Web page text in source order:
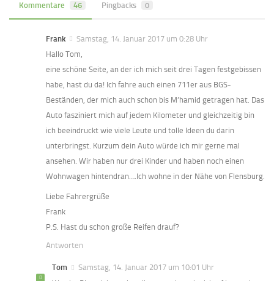
Kommentare 46 Pingbacks 0
Frank
Samstag, 14. Januar 2017 um 0:28 Uhr
Hallo Tom,
eine schöne Seite, an der ich mich seit drei Tagen festgebissen
habe, hast du da! Ich fahre auch einen 711er aus BGS-
Beständen, der mich auch schon bis M’hamid getragen hat. Das
Auto fasziniert mich auf jedem Kilometer und gleichzeitig bin
ich beeindruckt wie viele Leute und tolle Ideen du darin
unterbringst. Kurzum dein Auto würde ich mir gerne mal
ansehen. Wir haben nur drei Kinder und haben noch einen
Wohnwagen hintendran….Ich wohne in der Nähe von Flensburg.
Liebe Fahrergrüße
Frank
P.S. Hast du schon große Reifen drauf?
Antworten
Tom
Samstag, 14. Januar 2017 um 10:01 Uhr